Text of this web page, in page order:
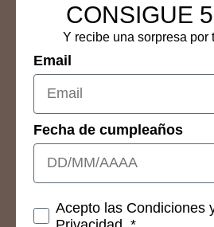
CONSIGUE
Y recibe una sorpresa por
Email
Fecha de cumpleaños
Consetimientos
Acepto las Condiciones